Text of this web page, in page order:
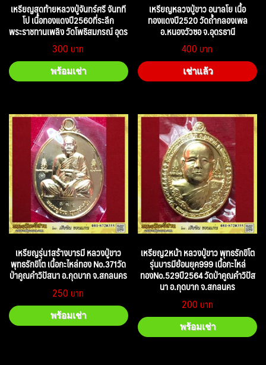
เหรียญสุดท้ายหลวงปู่จันทร์ศรี จันทที
โป เนื้อทองแดงปี2560ที่ระลึก
พระราชทานเพลิง วัดโพธิสมภรณ์ อุดร
300
พร้อมเช่า
เหรียญหลวงปู่ขาว อนาลโย เนื้อ
ทองแดงปี2520 วัดถ้ำกลองเพล
อ.หนองวัวซอ จ.อุดรธานี
400
เช่าแล้ว
เหรียญรุ่น1สร้างบารมี หลวงปู่ขาว
พุทธรักขิโต เนื้อกะไหล่ทอง No.371วัด
ป่าคูณคำวิปัสนา อ.กุดบาก จ.สกลนคร
250
พร้อมเช่า
เหรียญ2หน้า หลวงปู่ขาว พุทธรักขิโต
รุ่นบารมีย้อนยุค999 เนื้อกะไหล่
ทองNo.529ปี2564 วัดป่าคูณคำวิปัส
นา อ.กุดบาก จ.สกลนคร
200
พร้อมเช่า